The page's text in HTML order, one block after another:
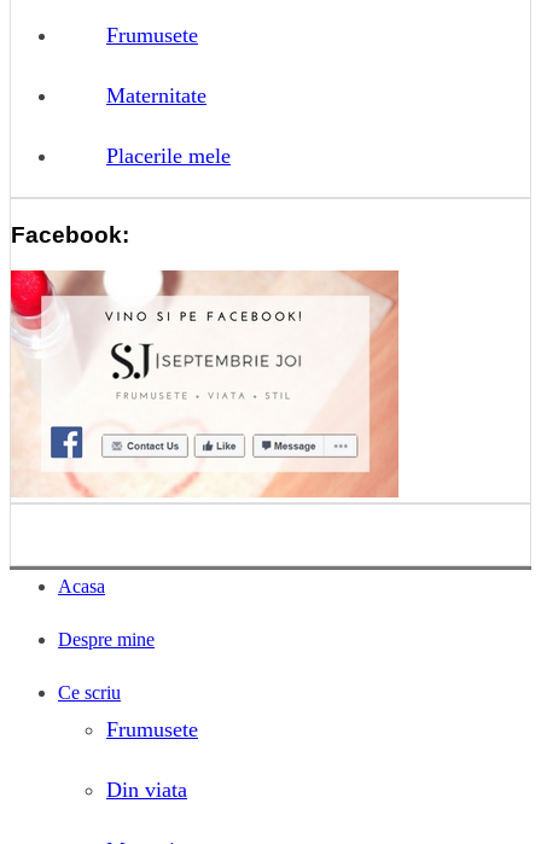
Frumusete
Maternitate
Placerile mele
Facebook:
Acasa
Despre mine
Ce scriu
Frumusete
Din viata